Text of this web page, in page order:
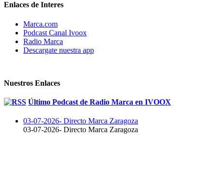
Enlaces de Interes
Marca.com
Podcast Canal Ivoox
Radio Marca
Descargate nuestra app
Nuestros Enlaces
Último Podcast de Radio Marca en IVOOX
03-07-2026- Directo Marca Zaragoza
03-07-2026- Directo Marca Zaragoza